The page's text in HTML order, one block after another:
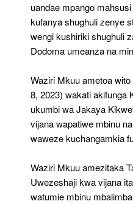
uandae mpango
kufanya shughuli zenye
wengi kushiriki shughuli
Dodoma umeanza na
Waziri Mkuu ametoa
8, 2023) wakati akifunga
ukumbi wa Jakaya
vijana wapatiwe mbinu
waweze kuchangamkia
Waziri Mkuu amezitaka
Uwezeshaji kwa vijana
watumie mbinu